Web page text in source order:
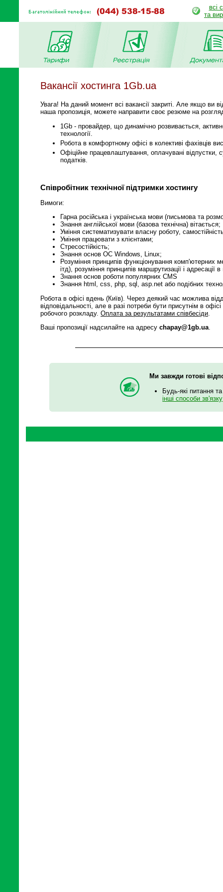
всі
та
Вакансії хостинга 1Gb.ua
Увага! На даний момент всі вакансії закриті. Але якщо ви
наша пропозиція, можете направити своє резюме на
1Gb - провайдер, що динамічно розвивається,
технології.
Робота в комфортному офісі в колективі фахівців
Офіційне працевлаштування, оплачувані відпустки,
податків.
Співробітник технічної підтримки хостингу
Вимоги:
Гарна російська і українська мови (письмова та
Знання англійської мови (базова технічна) вітається;
Уміння систематизувати власну роботу,
Уміння працювати з клієнтами;
Стресостійкість;
Знання основ ОС Windows, Linux;
Розуміння принципів функціонування комп'ютерних
ітд), розуміння принципів маршрутизації і адресації
Знання основ роботи популярних CMS
Знання html, css, php, sql, asp.net або подібних
Робота в офісі вдень (Київ). Через деякий час можлива
відповідальності, але в разі потреби бути присутнім в
робочого розкладу. Оплата за результатами співбесіди
Ваші пропозиції надсилайте на адресу chapay@1gb.ua.
Ми завжди готові
Будь-які питання
інші способи зв'язку